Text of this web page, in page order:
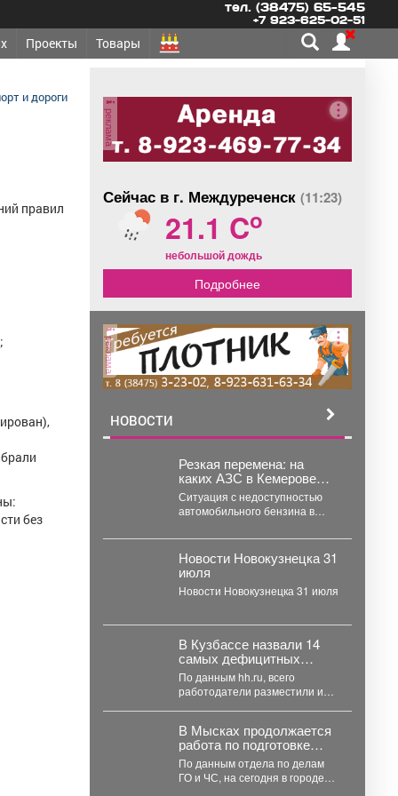
тел. (38475) 65-545
+7 923-625-02-51
Проекты Товары
и дороги
правил
без
реклама
Сейчас в г. Междуреченск (11:23)
21.1 Co
небольшой дождь
Подробнее
реклама
НОВОСТИ
Резкая перемена: на
каких АЗС в Кемерове
нет бензина 28 июля
Ситуация с недоступностью
автомобильного бензина в
публикуем список бедствующих
заправок. Во...
Новости Новокузнецка 31
июля
Новости Новокузнецка 31 июля
В Кузбассе назвали 14
самых дефицитных
профессий на середину
лета
По данным hh.ru, всего
работодатели разместили или
В Мысках продолжается
работа по подготовке
подвалов и других
заглубленных помещений
для укрытия населения
По данным отдела по делам
ГО и ЧС, на сегодня в городе